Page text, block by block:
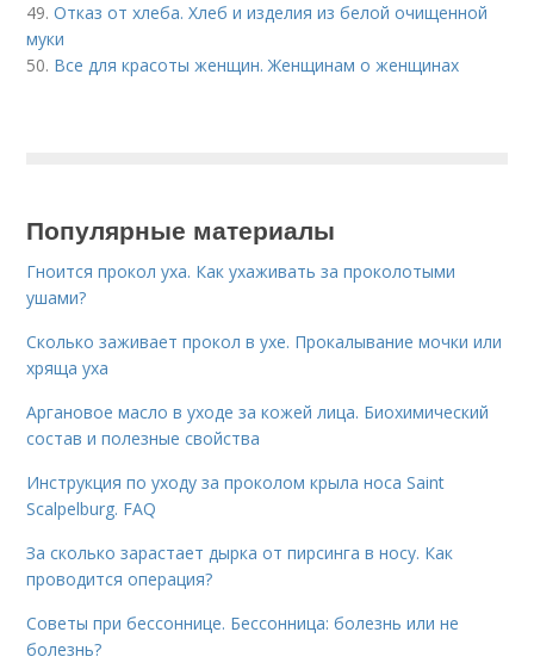
49.Отказ от хлеба. Хлеб и изделия из белой очищенной
муки
50. Все для красоты женщин. Женщинам о женщинах
Популярные материалы
Гноится прокол уха. Как ухаживать за проколотыми
ушами?
Сколько заживает прокол в ухе. Прокалывание мочки или
хряща уха
Аргановое масло в уходе за кожей лица. Биохимический
состав и полезные свойства
Инструкция по уходу за проколом крыла носа Saint
Scalpelburg. FAQ
За сколько зарастает дырка от пирсинга в носу. Как
проводится операция?
Советы при бессоннице. Бессонница: болезнь или не
болезнь?